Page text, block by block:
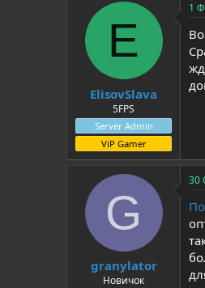
а
ч
л
E
ElisovSlava
5FPS
Server Admin
ViP Gamer
1
G
granylator
Новичок
30